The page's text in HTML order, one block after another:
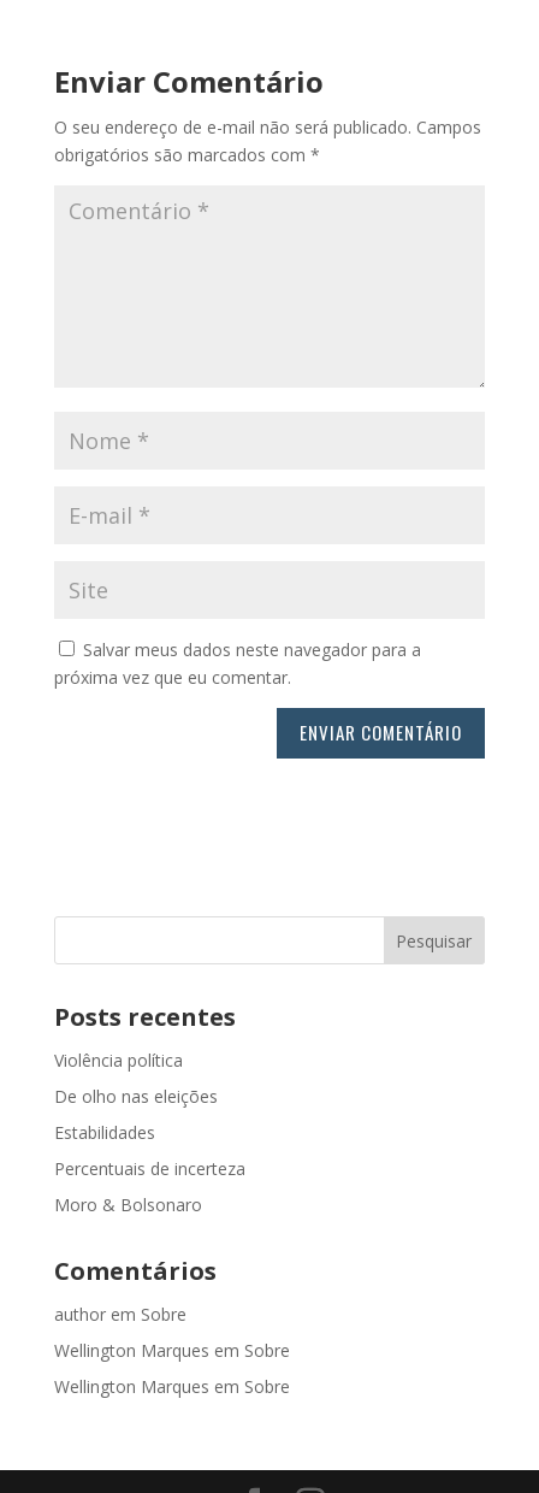
Enviar Comentário
O seu endereço de e-mail não será publicado. Campos
obrigatórios são marcados com *
Salvar meus dados neste navegador para a
próxima vez que eu comentar.
Posts recentes
Violência política
De olho nas eleições
Estabilidades
Percentuais de incerteza
Moro & Bolsonaro
Comentários
authorem Sobre
Wellington Marques em Sobre
Wellington Marques em Sobre